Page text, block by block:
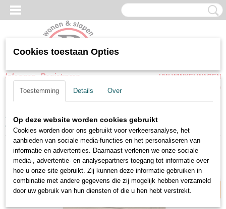
Inloggen Registreren
UW WINKELWAGEN
(0)
Home > Woonkamer meubel Kasten
Commode-Ladekast Fly
eiken sonoma 93 cm
Breedte 93 cm
Cookies toestaan Opties
Toestemming Details Over
Op deze website worden cookies gebruikt
Cookies worden door ons gebruikt voor verkeersanalyse, het
aanbieden van sociale media-functies en het personaliseren van
informatie en advertenties. Daarnaast verlenen we onze sociale
media-, advertentie- en analysepartners toegang tot informatie over
hoe u onze site gebruikt. Zij kunnen deze informatie gebruiken in
combinatie met andere gegevens die zij mogelijk hebben verzameld
door uw gebruik van hun diensten of die u hen hebt verstrekt.